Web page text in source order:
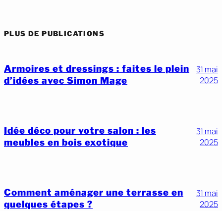
PLUS DE PUBLICATIONS
Armoires et dressings : faites le plein
d’idées avec Simon Mage
31 mai
2025
Idée déco pour votre salon : les
meubles en bois exotique
31 mai
2025
Comment aménager une terrasse en
quelques étapes ?
31 mai
2025